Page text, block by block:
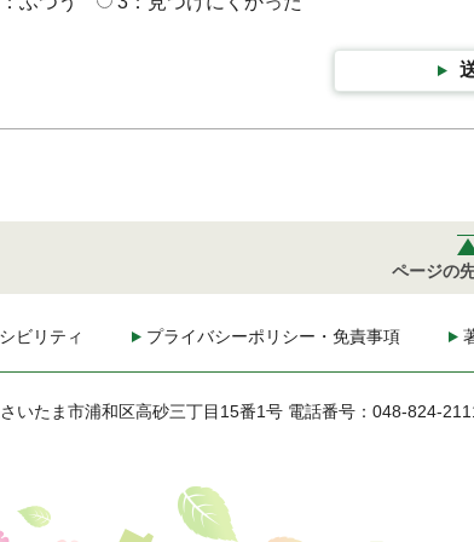
ページの
ビリティ プライバシーポリシー・免責事項
いたま市浦和区高砂三丁目15番1号 電話番号：048-824-